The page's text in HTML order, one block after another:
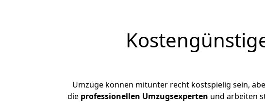
Umzüge können mitunter recht kostspielig sein,
die professionellen Umzugsexperten und arbeiten